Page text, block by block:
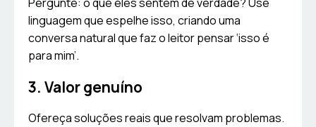
linguagem que espelhe isso, criando uma
conversa natural que faz o leitor pensar ‘isso é
para mim’.
3. Valor genuíno
Ofereça soluções reais que resolvam problemas.